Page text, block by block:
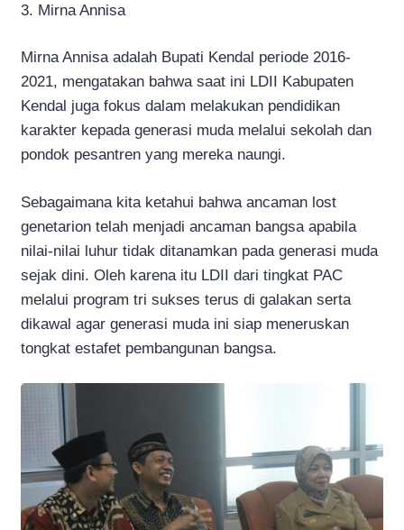
3. Mirna Annisa
Mirna Annisa adalah Bupati Kendal periode 2016-
2021, mengatakan bahwa saat ini LDII Kabupaten
Kendal juga fokus dalam melakukan pendidikan
karakter kepada generasi muda melalui sekolah dan
pondok pesantren yang mereka naungi.
Sebagaimana kita ketahui bahwa ancaman lost
genetarion telah menjadi ancaman bangsa apabila
nilai-nilai luhur tidak ditanamkan pada generasi muda
sejak dini. Oleh karena itu LDII dari tingkat PAC
melalui program tri sukses terus di galakan serta
dikawal agar generasi muda ini siap meneruskan
tongkat estafet pembangunan bangsa.